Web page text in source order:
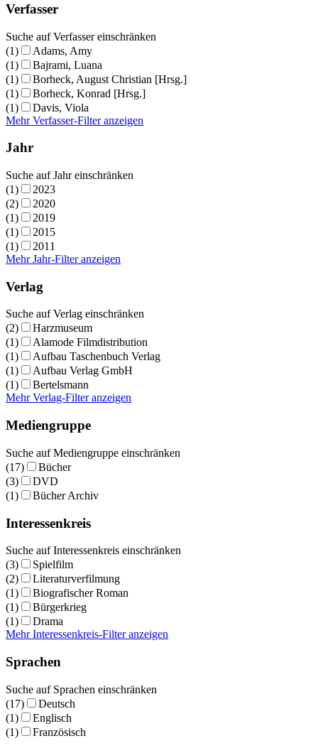
Verfasser
Suche auf Verfasser einschränken
(1)
Adams, Amy
(1)
Bajrami, Luana
(1)
Borheck, August Christian [Hrsg.]
(1)
Borheck, Konrad [Hrsg.]
(1)
Davis, Viola
Mehr Verfasser-Filter anzeigen
Jahr
Suche auf Jahr einschränken
(1)
2023
(2)
2020
(1)
2019
(1)
2015
(1)
2011
Mehr Jahr-Filter anzeigen
Verlag
Suche auf Verlag einschränken
(2)
Harzmuseum
(1)
Alamode Filmdistribution
(1)
Aufbau Taschenbuch Verlag
(1)
Aufbau Verlag GmbH
(1)
Bertelsmann
Mehr Verlag-Filter anzeigen
Mediengruppe
Suche auf Mediengruppe einschränken
(17)
Bücher
(3)
DVD
(1)
Bücher Archiv
Interessenkreis
Suche auf Interessenkreis einschränken
(3)
Spielfilm
(2)
Literaturverfilmung
(1)
Biografischer Roman
(1)
Bürgerkrieg
(1)
Drama
Mehr Interessenkreis-Filter anzeigen
Sprachen
Suche auf Sprachen einschränken
(17)
Deutsch
(1)
Englisch
(1)
Französisch